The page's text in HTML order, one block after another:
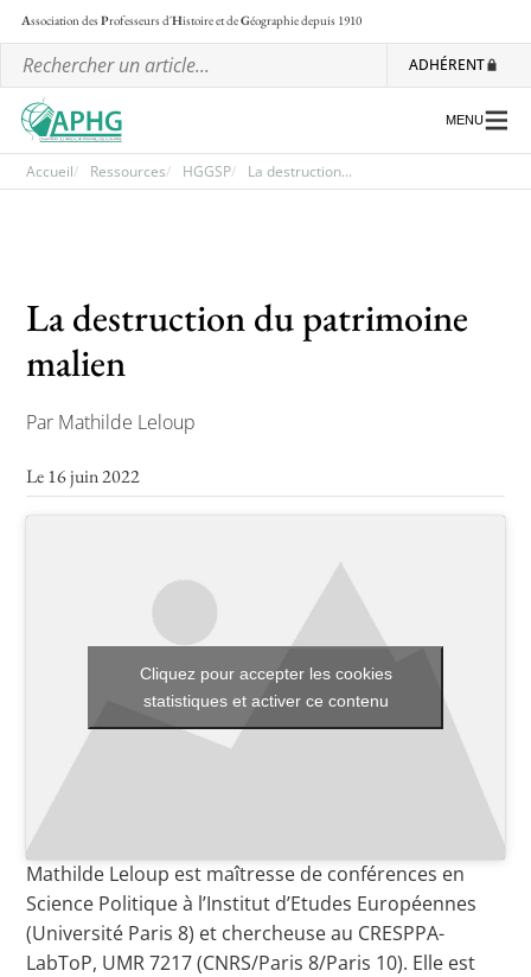
Association desProfesseurs d'Histoire et deGéographiedepuis 1910
ADHÉRENT
Les ateliers nationaux
Lettre d’information de l’APHG
Toutes les actualités
Les rendez-vous de l’APHG
Concours de recrutement
Culture
MENU
Accueil Ressources HGGSP La destruction...
La destruction du patrimoine
malien
Par Mathilde Leloup
Le 16 juin 2022
Cliquez pour accepter les cookies
statistiques et activer ce contenu
Mathilde Leloup est maîtresse de conférences en
Science Politique à l’Institut d’Etudes Européennes
(Université Paris 8) et chercheuse au CRESPPA-
LabToP, UMR 7217 (CNRS/Paris 8/Paris 10). Elle est